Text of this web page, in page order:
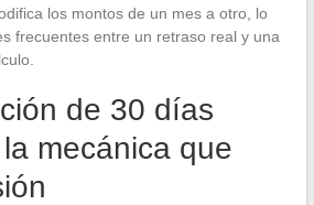
los montos de un mes a otro, lo
frecuentes entre un retraso real y una
de 30 días
mecánica que